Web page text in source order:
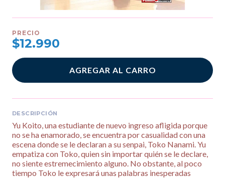
PRECIO
$12.990
AGREGAR AL CARRO
DESCRIPCIÓN
Yu Koito, una estudiante de nuevo ingreso afligida porque
no se ha enamorado, se encuentra por casualidad con una
escena donde se le declaran a su senpai, Toko Nanami. Yu
empatiza con Toko, quien sin importar quién se le declare,
no siente estremecimiento alguno. No obstante, al poco
tiempo Toko le expresará unas palabras inesperadas